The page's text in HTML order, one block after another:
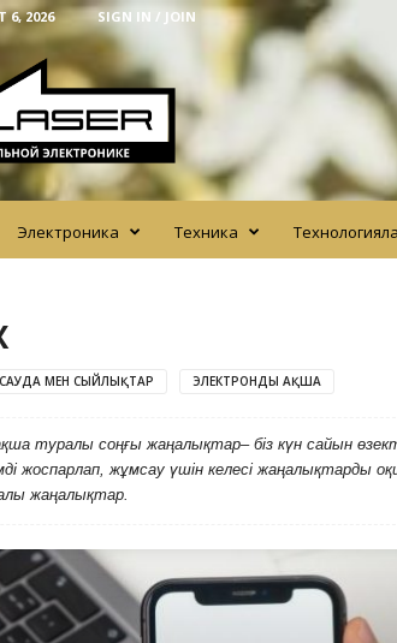
6, 2026 SIGN IN / JOIN
Электроника Техника
САУДА МЕН СЫЙЛЫҚТАР ЭЛЕКТРОНДЫ АҚША
туралы соңғы жаңалықтар– біз күн сайын
жоспарлап, жұмсау үшін келесі жаңалықтарды оқи
жаңалықтар.